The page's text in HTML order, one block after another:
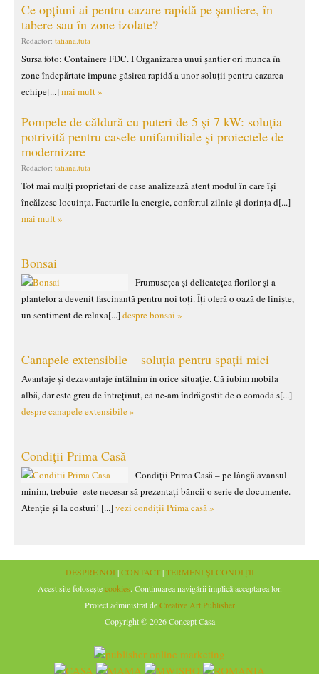
Ce opțiuni ai pentru cazare rapidă pe șantiere, în
tabere sau în zone izolate?
Redactor: tatiana.tuta
Sursa foto: Containere FDC. I Organizarea unui șantier ori munca în
zone îndepărtate impune găsirea rapidă a unor soluții pentru cazarea
echipe[...]mai mult »
Pompele de căldură cu puteri de 5 și 7 kW: soluția
potrivită pentru casele unifamiliale și proiectele de
modernizare
Redactor: tatiana.tuta
Tot mai mulți proprietari de case analizează atent modul în care își
încălzesc locuința. Facturile la energie, confortul zilnic și dorința d[...]
mai mult »
Bonsai
Frumusețea și delicatețea florilor și a
plantelor a devenit fascinantă pentru noi toți. Îți oferă o oază de liniște,
un sentiment de relaxa[...]despre bonsai »
Canapele extensibile – soluția pentru spații mici
Avantaje și dezavantaje întâlnim în orice situație. Că iubim mobila
albă, dar este greu de întreținut, că ne-am îndrăgostit de o comodă s[...]
despre canapele extensibile »
Condiții Prima Casă
Condiții Prima Casă – pe lângă avansul
minim, trebuie este necesar să prezentați băncii o serie de documente.
Atenție și la costuri! [...]vezi condiții Prima casă »
DESPRE NOI |CONTACT|TERMENI ȘI CONDIȚII
Acest site foloseștecookies. Continuarea navigării implică acceptarea lor.
Proiect administrat deCreative Art Publisher
Copyright © 2026 Concept Casa